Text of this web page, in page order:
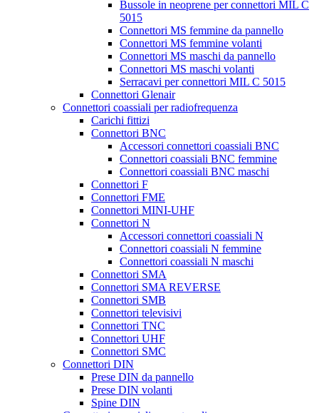
Bussole in neoprene per connettori MIL C
5015
Connettori MS femmine da pannello
Connettori MS femmine volanti
Connettori MS maschi da pannello
Connettori MS maschi volanti
Serracavi per connettori MIL C 5015
Connettori Glenair
Connettori coassiali per radiofrequenza
Carichi fittizi
Connettori BNC
Accessori connettori coassiali BNC
Connettori coassiali BNC femmine
Connettori coassiali BNC maschi
Connettori F
Connettori FME
Connettori MINI-UHF
Connettori N
Accessori connettori coassiali N
Connettori coassiali N femmine
Connettori coassiali N maschi
Connettori SMA
Connettori SMA REVERSE
Connettori SMB
Connettori televisivi
Connettori TNC
Connettori UHF
Connettori SMC
Connettori DIN
Prese DIN da pannello
Prese DIN volanti
Spine DIN